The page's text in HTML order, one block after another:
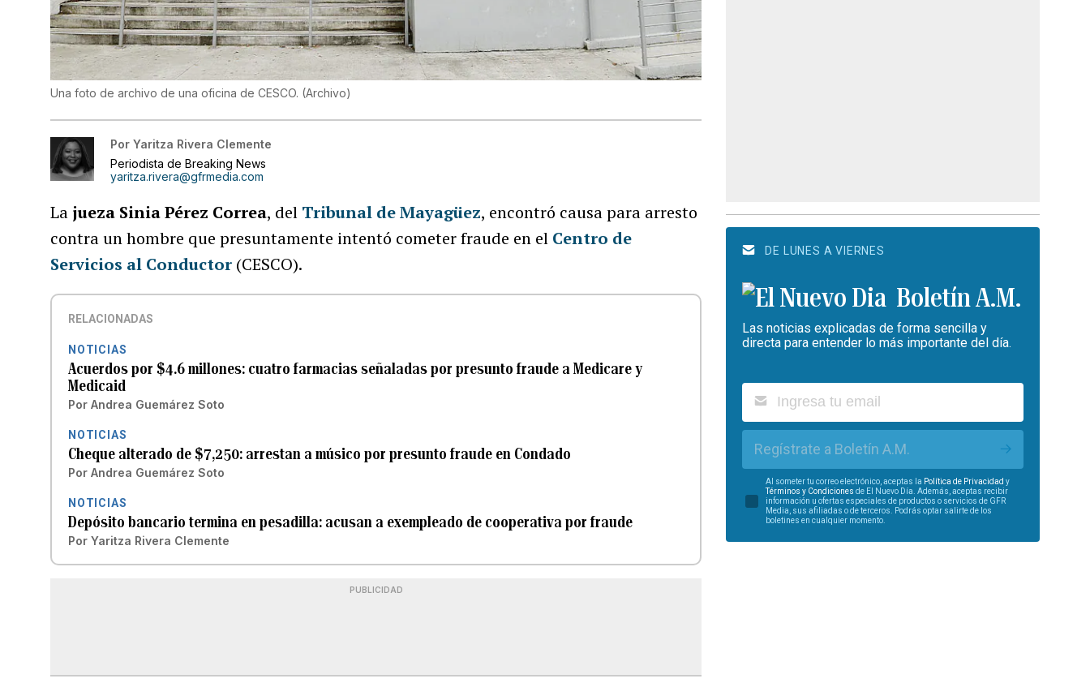
Una foto de archivo de una oficina de CESCO. (Archivo)
Por Yaritza Rivera Clemente
Periodista de Breaking News
yaritza.rivera@gfrmedia.com
La jueza Sinia Pérez Correa, del Tribunal de Mayagüez, encontró causa para arresto
contra un hombre que presuntamente intentó cometer fraude en el Centro de
Servicios al Conductor (CESCO).
RELACIONADAS
NOTICIAS
Acuerdos por $4.6 millones: cuatro farmacias señaladas por presunto fraude a Medicare y
Medicaid
Por Andrea Guemárez Soto
NOTICIAS
Cheque alterado de $7,250: arrestan a músico por presunto fraude en Condado
Por Andrea Guemárez Soto
NOTICIAS
Depósito bancario termina en pesadilla: acusan a exempleado de cooperativa por fraude
Por Yaritza Rivera Clemente
PUBLICIDAD
DE LUNES A VIERNES
Boletín A.M.
Las noticias explicadas de forma sencilla y
directa para entender lo más importante del día.
Regístrate a Boletín A.M.
Al someter tu correo electrónico, aceptas la Política de Privacidad y
Términos y Condiciones de El Nuevo Día. Además, aceptas recibir
información u ofertas especiales de productos o servicios de GFR
Media, sus afiliadas o de terceros. Podrás optar salirte de los
boletines en cualquier momento.